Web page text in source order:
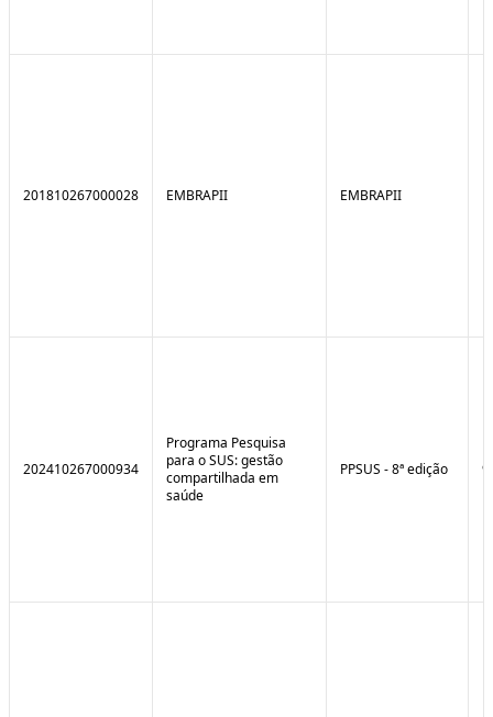
201810267000028 EMBRAPII EMBRAPII
202410267000934
Programa Pesquisa
para o SUS: gestão
compartilhada em
saúde
PPSUS - 8ª edição